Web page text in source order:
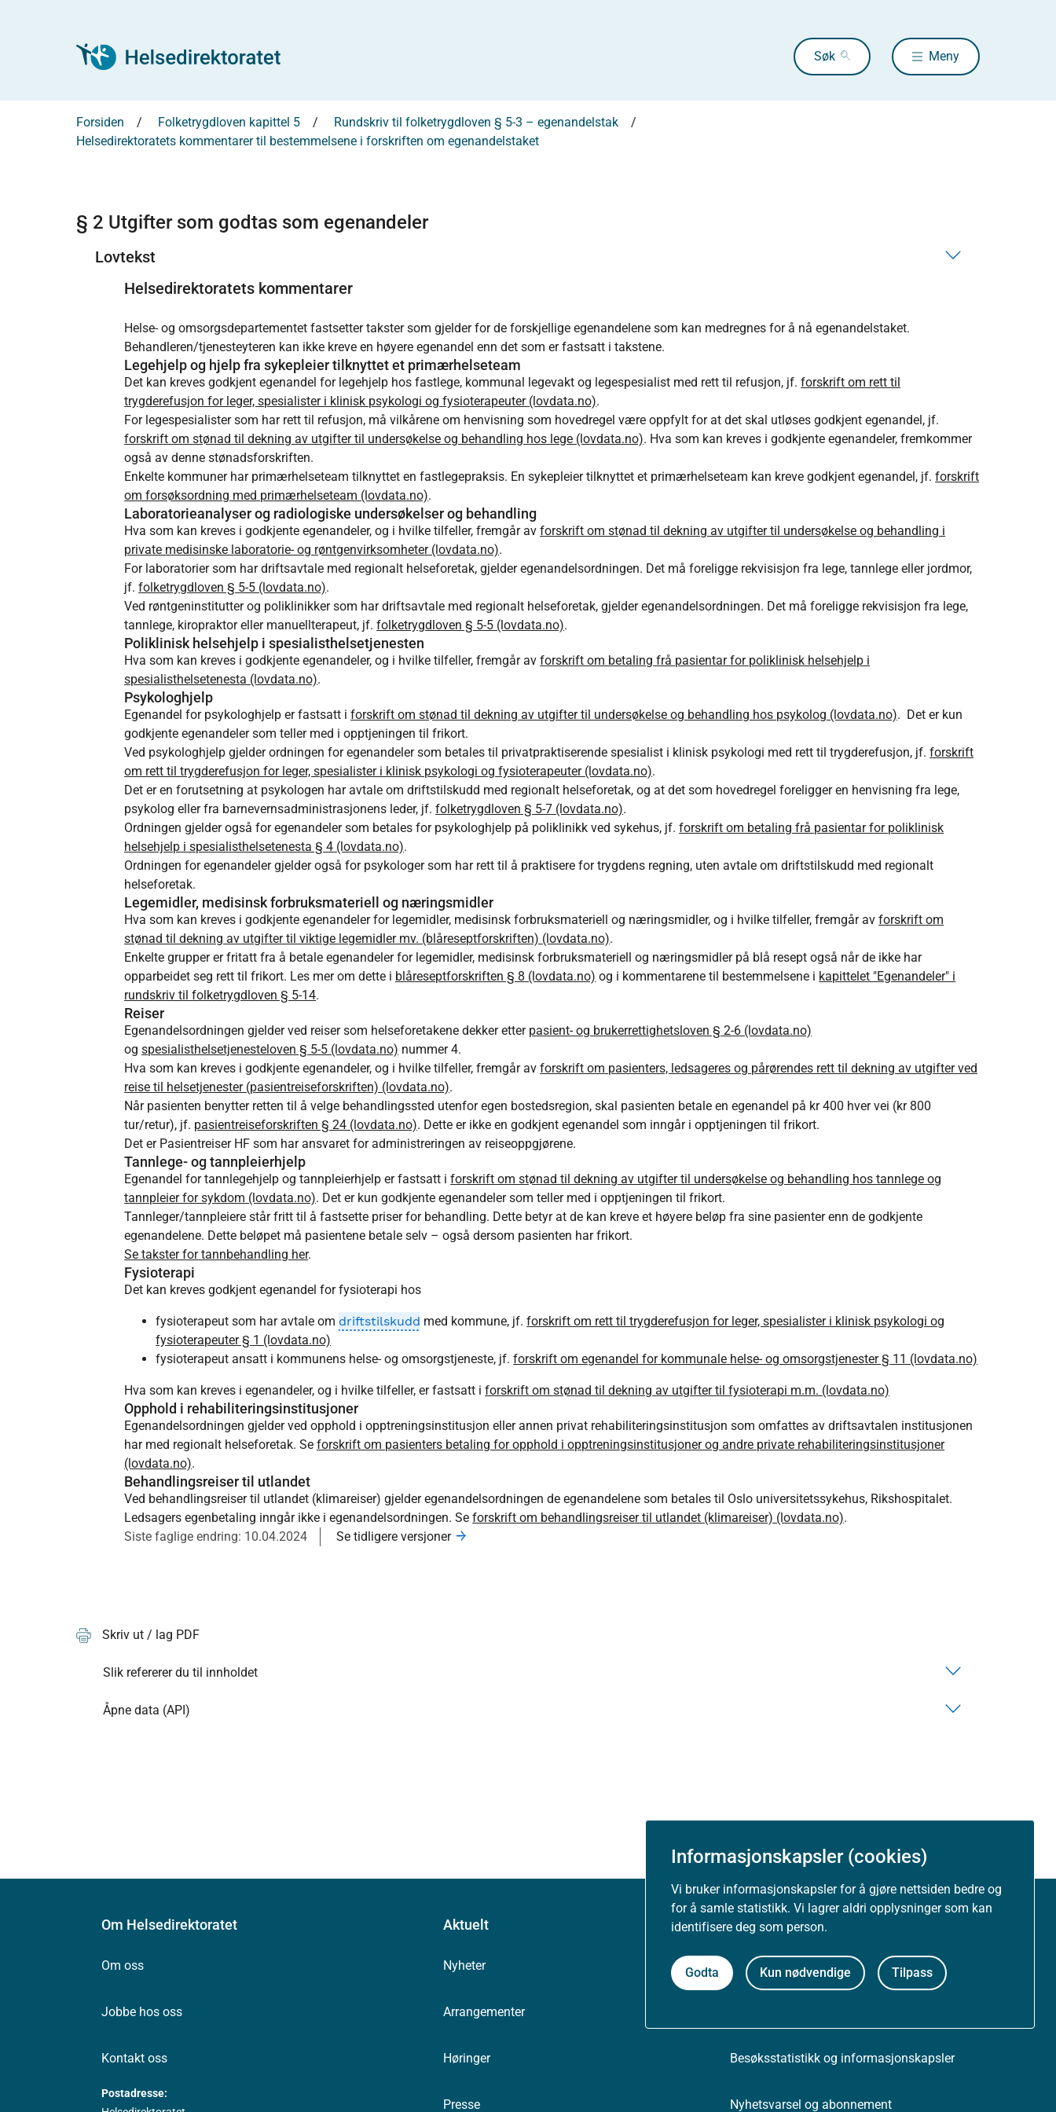
Informasjonskapsler (cookies)
Vi bruker informasjonskapsler for å gjøre nettsiden bedre og
for å samle statistikk. Vi lagrer aldri opplysninger som kan
identifisere deg som person.
Godta Kun nødvendige Tilpass
Søk Meny
Forsiden Folketrygdloven kapittel 5
Rundskriv til folketrygdloven § 5-3 – egenandelstak
Helsedirektoratets kommentarer til bestemmelsene i forskriften om egenandelstaket
§ 2 Utgifter som godtas som egenandeler
Lovtekst
Helsedirektoratets kommentarer
Helse- og omsorgsdepartementet fastsetter takster som gjelder for de forskjellige egenandelene som kan medregnes for å nå egenandelstaket.
Behandleren/tjenesteyteren kan ikke kreve en høyere egenandel enn det som er fastsatt i takstene.
Legehjelp og hjelp fra sykepleier tilknyttet et primærhelseteam
Det kan kreves godkjent egenandel for legehjelp hos fastlege, kommunal legevakt og legespesialist med rett til refusjon, jf.forskrift om rett til
trygderefusjon for leger, spesialister i klinisk psykologi og fysioterapeuter (lovdata.no).
For legespesialister som har rett til refusjon, må vilkårene om henvisning som hovedregel være oppfylt for at det skal utløses godkjent egenandel, jf.
forskrift om stønad til dekning av utgifter til undersøkelse og behandling hos lege (lovdata.no). Hva som kan kreves i godkjente egenandeler, fremkommer
også av denne stønadsforskriften.
Enkelte kommuner har primærhelseteam tilknyttet en fastlegepraksis. En sykepleier tilknyttet et primærhelseteam kan kreve godkjent egenandel, jf.forskrift
om forsøksordning med primærhelseteam (lovdata.no).
Laboratorieanalyser og radiologiske undersøkelser og behandling
Hva som kan kreves i godkjente egenandeler, og i hvilke tilfeller, fremgår avforskrift om stønad til dekning av utgifter til undersøkelse og behandling i
private medisinske laboratorie- og røntgenvirksomheter (lovdata.no).
For laboratorier som har driftsavtale med regionalt helseforetak, gjelder egenandelsordningen. Det må foreligge rekvisisjon fra lege, tannlege eller jordmor,
jf.folketrygdloven § 5-5 (lovdata.no).
Ved røntgeninstitutter og poliklinikker som har driftsavtale med regionalt helseforetak, gjelder egenandelsordningen. Det må foreligge rekvisisjon fra lege,
tannlege, kiropraktor eller manuellterapeut, jf.folketrygdloven § 5-5 (lovdata.no).
Poliklinisk helsehjelp i spesialisthelsetjenesten
Hva som kan kreves i godkjente egenandeler, og i hvilke tilfeller, fremgår avforskrift om betaling frå pasientar for poliklinisk helsehjelp i
spesialisthelsetenesta (lovdata.no).
Psykologhjelp
Egenandel for psykologhjelp er fastsatt iforskrift om stønad til dekning av utgifter til undersøkelse og behandling hos psykolog (lovdata.no). Det er kun
godkjente egenandeler som teller med i opptjeningen til frikort.
Ved psykologhjelp gjelder ordningen for egenandeler som betales til privatpraktiserende spesialist i klinisk psykologi med rett til trygderefusjon, jf.forskrift
om rett til trygderefusjon for leger, spesialister i klinisk psykologi og fysioterapeuter (lovdata.no).
Det er en forutsetning at psykologen har avtale om driftstilskudd med regionalt helseforetak, og at det som hovedregel foreligger en henvisning fra lege,
psykolog eller fra barnevernsadministrasjonens leder, jf.folketrygdloven § 5-7 (lovdata.no).
Ordningen gjelder også for egenandeler som betales for psykologhjelp på poliklinikk ved sykehus, jf.forskrift om betaling frå pasientar for poliklinisk
helsehjelp i spesialisthelsetenesta § 4 (lovdata.no).
Ordningen for egenandeler gjelder også for psykologer som har rett til å praktisere for trygdens regning, uten avtale om driftstilskudd med regionalt
helseforetak.
Legemidler, medisinsk forbruksmateriell og næringsmidler
Hva som kan kreves i godkjente egenandeler for legemidler, medisinsk forbruksmateriell og næringsmidler, og i hvilke tilfeller, fremgår avforskrift om
stønad til dekning av utgifter til viktige legemidler mv. (blåreseptforskriften) (lovdata.no).
Enkelte grupper er fritatt fra å betale egenandeler for legemidler, medisinsk forbruksmateriell og næringsmidler på blå resept også når de ikke har
opparbeidet seg rett til frikort. Les mer om dette i blåreseptforskriften § 8 (lovdata.no) og i kommentarene til bestemmelsene i kapittelet "Egenandeler" i
rundskriv til folketrygdloven § 5-14.
Reiser
Egenandelsordningen gjelder ved reiser som helseforetakene dekker etter pasient- og brukerrettighetsloven § 2-6 (lovdata.no)
ogspesialisthelsetjenesteloven § 5-5 (lovdata.no) nummer 4.
Hva som kan kreves i godkjente egenandeler, og i hvilke tilfeller, fremgår avforskrift om pasienters, ledsageres og pårørendes rett til dekning av utgifter ved
reise til helsetjenester (pasientreiseforskriften) (lovdata.no).
Når pasienten benytter retten til å velge behandlingssted utenfor egen bostedsregion, skal pasienten betale en egenandel på kr 400 hver vei (kr 800
tur/retur), jf. pasientreiseforskriften § 24 (lovdata.no). Dette er ikke en godkjent egenandel som inngår i opptjeningen til frikort.
Det er Pasientreiser HF som har ansvaret for administreringen av reiseoppgjørene.
Tannlege- og tannpleierhjelp
Egenandel for tannlegehjelp og tannpleierhjelp er fastsatt iforskrift om stønad til dekning av utgifter til undersøkelse og behandling hos tannlege og
tannpleier for sykdom (lovdata.no). Det er kun godkjente egenandeler som teller med i opptjeningen til frikort.
Tannleger/tannpleiere står fritt til å fastsette priser for behandling. Dette betyr at de kan kreve et høyere beløp fra sine pasienter enn de godkjente
egenandelene. Dette beløpet må pasientene betale selv – også dersom pasienten har frikort.
Se takster for tannbehandling her.
Fysioterapi
Det kan kreves godkjent egenandel for fysioterapi hos
fysioterapeut som har avtale om driftstilskudd med kommune, jf.forskrift om rett til trygderefusjon for leger, spesialister i klinisk psykologi og
fysioterapeuter § 1 (lovdata.no)
fysioterapeut ansatt i kommunens helse- og omsorgstjeneste, jf.forskrift om egenandel for kommunale helse- og omsorgstjenester § 11 (lovdata.no)
Hva som kan kreves i egenandeler, og i hvilke tilfeller, er fastsatt iforskrift om stønad til dekning av utgifter til fysioterapi m.m. (lovdata.no)
Opphold i rehabiliteringsinstitusjoner
Egenandelsordningen gjelder ved opphold i opptreningsinstitusjon eller annen privat rehabiliteringsinstitusjon som omfattes av driftsavtalen institusjonen
har med regionalt helseforetak. Seforskrift om pasienters betaling for opphold i opptreningsinstitusjoner og andre private rehabiliteringsinstitusjoner
(lovdata.no).
Behandlingsreiser til utlandet
Ved behandlingsreiser til utlandet (klimareiser) gjelder egenandelsordningen de egenandelene som betales til Oslo universitetssykehus, Rikshospitalet.
Ledsagers egenbetaling inngår ikke i egenandelsordningen. Seforskrift om behandlingsreiser til utlandet (klimareiser) (lovdata.no).
Siste faglige endring: 10.04.2024
Se tidligere versjoner
Skriv ut / lag PDF
Slik refererer du til innholdet
Åpne data (API)
Om Helsedirektoratet
Om oss
Jobbe hos oss
Kontakt oss
Postadresse:
Aktuelt
Nyheter
Arrangementer
Høringer
Presse
Om nettstedet
Personvernerklæring
Besøksstatistikk og informasjonskapsler
Nyhetsvarsel og abonnement